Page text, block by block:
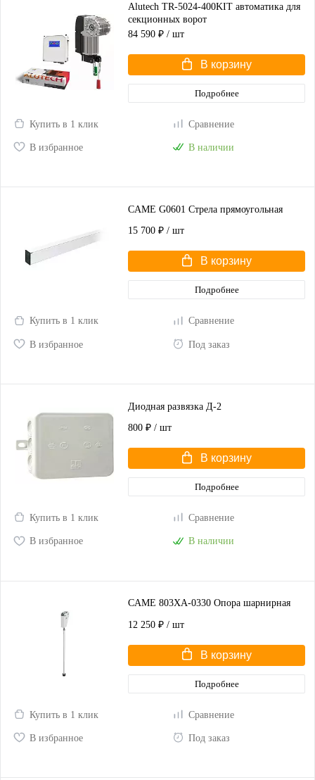
Alutech TR-5024-400KIT автоматика для
секционных ворот
84 590 ₽ / шт
В корзину
Подробнее
Купить в 1 клик Сравнение
В избранное В наличии
CAME G0601 Стрела прямоугольная
15 700 ₽ / шт
В корзину
Подробнее
Купить в 1 клик Сравнение
В избранное Под заказ
Диодная развязка Д-2
800 ₽ / шт
В корзину
Подробнее
Купить в 1 клик Сравнение
В избранное В наличии
CAME 803XA-0330 Опора шарнирная
12 250 ₽ / шт
В корзину
Подробнее
Купить в 1 клик Сравнение
В избранное Под заказ